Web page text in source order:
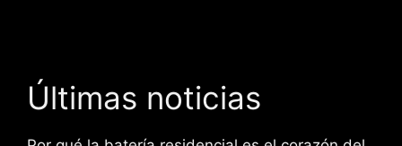
Últimas noticias